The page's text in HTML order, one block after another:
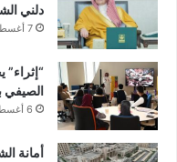
دلني
7 أغسطس, 2026
الصيفي
6 أغسطس, 2026
أمانة